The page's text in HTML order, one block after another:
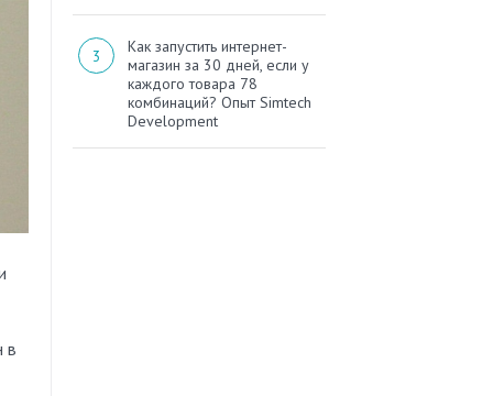
в
Как запустить интернет-
магазин за 30 дней, если у
каждого товара 78
комбинаций? Опыт Simtech
Development